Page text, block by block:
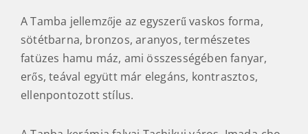
A Tamba jellemzője az egyszerű vaskos forma,
sötétbarna, bronzos, aranyos, természetes
fatüzes hamu máz, ami összességében fanyar,
erős, teával együtt már elegáns, kontrasztos,
ellenpontozott stílus.